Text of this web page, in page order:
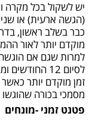
יש לשקול בכל
(הגשה ארעית) או
כבר בשלב ראשון,
למרות שגם אם הוגשה
לסיום 12
זמן מוקדם יותר
מסמכי בכורה
פטנט זמני -מונחים